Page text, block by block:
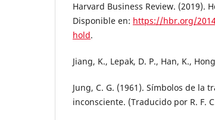
Harvard Business Review. (2019).
Disponible en: https://hbr.org/
hold.
Jiang, K., Lepak, D. P., Han, K.,
Jung, C. G. (1961). Símbolos de la
inconsciente. (Traducido por R. F.